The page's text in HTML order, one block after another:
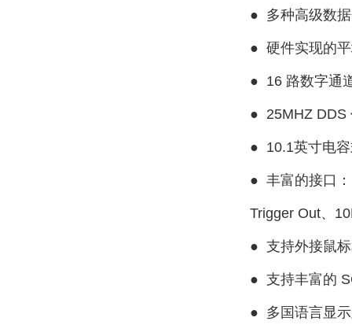
● 多种高级数
● 硬件实现的
● 16 路数字通
● 25MHZ DDS
● 10.1英寸电
● 丰富的接口
Trigger Out、
● 支持外接鼠
● 支持丰富的
● 多国语言显